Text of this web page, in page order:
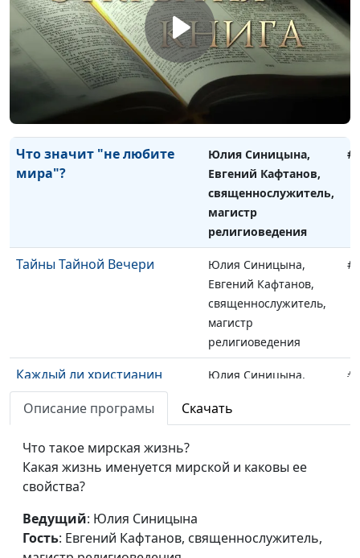
Библейская этика: к чему
призывает нас Бог
Юлия Синицына,
Михаил Варёнов,
священнослужитель
Притча о работниках в
винограднике
Юлия Синицына,
Михаил Варёнов,
священнослужитель
Что значит "не любите
мира"?
Юлия Синицына,
Евгений Кафтанов,
священнослужитель,
магистр
религиоведения
Тайны Тайной Вечери
Юлия Синицына,
Евгений Кафтанов,
священнослужитель,
магистр
религиоведения
Каждый ли христианин
должен пережить гонения
за веру?
Юлия Синицына,
священнослужитель,
Мужчина-христианин:
магистр
Описание програмы Скачать
Что такое мирская жизнь?
Какая жизнь именуется мирской и каковы ее
свойства?
Ведущий: Юлия Синицына
Гость: Евгений Кафтанов, священнослужитель,